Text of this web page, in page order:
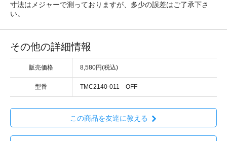
寸法はメジャーで測っておりますが、多少の誤差はご了承下さ
い。
その他の詳細情報
販売価格 8,580円(税込)
型番 TMC2140-011 OFF
この商品を友達に教える